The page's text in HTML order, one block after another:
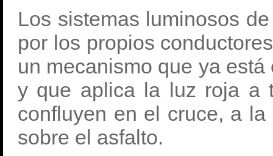
Los sistemas luminosos
por los propios
un mecanismo que ya
y que aplica la luz roja a
confluyen en el cruce, a
sobre el asfalto.